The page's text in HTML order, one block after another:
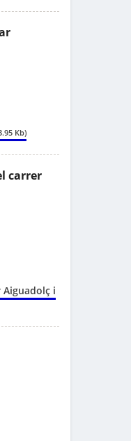
Kb)
carrer
i